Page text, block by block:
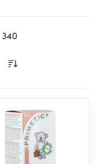
340